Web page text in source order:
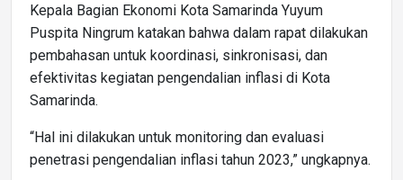
Kepala Bagian Ekonomi Kota Samarinda Yuyum
Puspita Ningrum katakan bahwa dalam rapat dilakukan
pembahasan untuk koordinasi, sinkronisasi, dan
efektivitas kegiatan pengendalian inflasi di Kota
Samarinda.
“Hal ini dilakukan untuk monitoring dan evaluasi
penetrasi pengendalian inflasi tahun 2023,” ungkapnya.